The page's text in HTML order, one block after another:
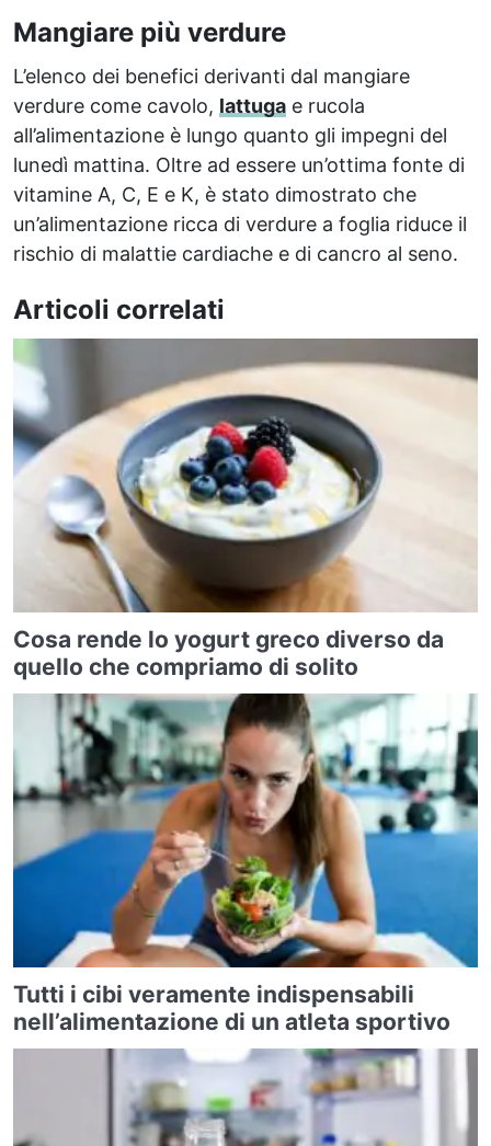
Mangiare più verdure
L’elenco dei benefici derivanti dal mangiare
verdure come cavolo, lattuga e rucola
all’alimentazione è lungo quanto gli impegni del
lunedì mattina. Oltre ad essere un’ottima fonte di
vitamine A, C, E e K, è stato dimostrato che
un’alimentazione ricca di verdure a foglia riduce il
rischio di malattie cardiache e di cancro al seno.
Articoli correlati
Cosa rende lo yogurt greco diverso da
quello che compriamo di solito
Tutti i cibi veramente indispensabili
nell’alimentazione di un atleta sportivo